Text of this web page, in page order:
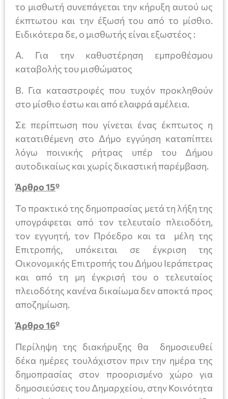
το μισθωτή συνεπάγεται την κήρυξη αυτού ως
έκπτωτου και την έξωσή του από το μίσθιο.
Ειδικότερα δε, ο μισθωτής είναι εξωστέος :
Α. Για την καθυστέρηση εμπροθέσμου
καταβολής του μισθώματος
Β. Για καταστροφές που τυχόν προκληθούν
στο μίσθιο έστω και από ελαφρά αμέλεια.
Σε περίπτωση που γίνεται ένας έκπτωτος η
κατατιθέμενη στο Δήμο εγγύηση καταπίπτει
λόγω ποινικής ρήτρας υπέρ του Δήμου
αυτοδικαίως και χωρίς δικαστική παρέμβαση.
Άρθρο 15ο
Το πρακτικό της δημοπρασίας μετά τη λήξη της
υπογράφεται από τον τελευταίο πλειοδότη,
τον εγγυητή, τον Πρόεδρο και τα μέλη της
Επιτροπής, υπόκειται σε έγκριση της
Οικονομικής Επιτροπής του Δήμου Ιεράπετρας
και από τη μη έγκρισή του ο τελευταίος
πλειοδότης κανένα δικαίωμα δεν αποκτά προς
αποζημίωση.
Άρθρο 16ο
Περίληψη της διακήρυξης θα δημοσιευθεί
δέκα ημέρες τουλάχιστον πριν την ημέρα της
δημοπρασίας στον προορισμένο χώρο για
δημοσιεύσεις του Δημαρχείου, στην Κοινότητα